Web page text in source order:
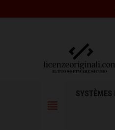
view_headline